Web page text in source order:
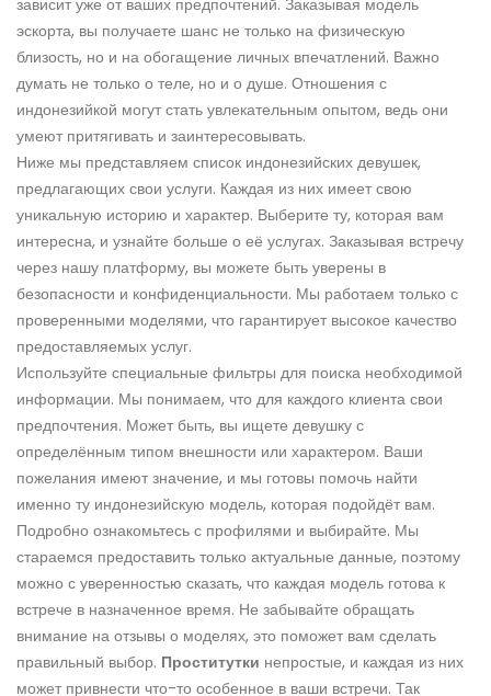
зависит уже от ваших предпочтений. Заказывая модель
эскорта, вы получаете шанс не только на физическую
близость, но и на обогащение личных впечатлений. Важно
думать не только о теле, но и о душе. Отношения с
индонезийкой могут стать увлекательным опытом, ведь они
умеют притягивать и заинтересовывать.
Ниже мы представляем список индонезийских девушек,
предлагающих свои услуги. Каждая из них имеет свою
уникальную историю и характер. Выберите ту, которая вам
интересна, и узнайте больше о её услугах. Заказывая встречу
через нашу платформу, вы можете быть уверены в
безопасности и конфиденциальности. Мы работаем только с
проверенными моделями, что гарантирует высокое качество
предоставляемых услуг.
Используйте специальные фильтры для поиска необходимой
информации. Мы понимаем, что для каждого клиента свои
предпочтения. Может быть, вы ищете девушку с
определённым типом внешности или характером. Ваши
пожелания имеют значение, и мы готовы помочь найти
именно ту индонезийскую модель, которая подойдёт вам.
Подробно ознакомьтесь с профилями и выбирайте. Мы
стараемся предоставить только актуальные данные, поэтому
можно с уверенностью сказать, что каждая модель готова к
встрече в назначенное время. Не забывайте обращать
внимание на отзывы о моделях, это поможет вам сделать
правильный выбор. Проститутки непростые, и каждая из них
может привнести что-то особенное в ваши встречи. Так